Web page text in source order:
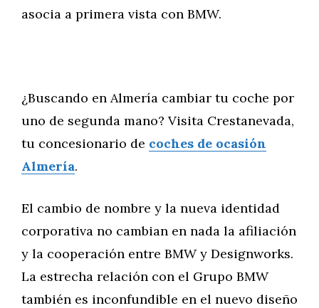
asocia a primera vista con BMW.
¿Buscando en Almería cambiar tu coche por
uno de segunda mano? Visita Crestanevada,
tu concesionario de coches de ocasión
Almería.
El cambio de nombre y la nueva identidad
corporativa no cambian en nada la afiliación
y la cooperación entre BMW y Designworks.
La estrecha relación con el Grupo BMW
también es inconfundible en el nuevo diseño